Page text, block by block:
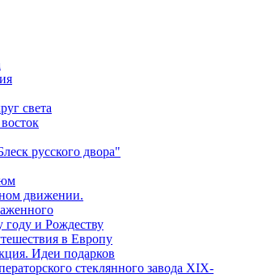
света
русского двора"
движении.
и Рождеству
в Европу
Идеи подарков
стеклянного завода XIX-